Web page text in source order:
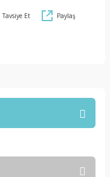
Tavsiye Et Paylaş